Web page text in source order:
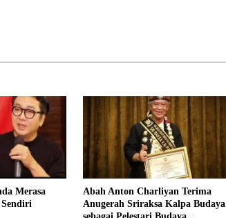
Merasa
Abah Anton Charliyan Terima
Anugerah Sriraksa Kalpa Budaya